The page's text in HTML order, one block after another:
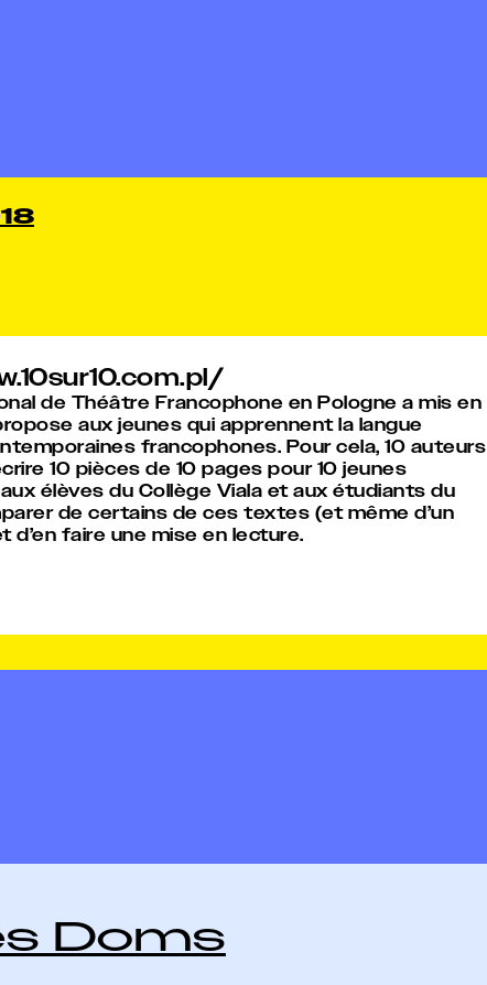
de Théâtre Francophone en Pologne a mis en
aux jeunes qui apprennent la langue
francophones. Pour cela, 10 auteurs
10 pièces de 10 pages pour 10 jeunes
élèves du Collège Viala et aux étudiants du
de certains de ces textes (et même d’un
faire une mise en lecture.
Doms